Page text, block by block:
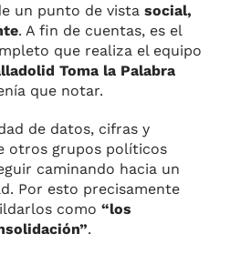
un punto de vista social,
. A fin de cuentas, es el
que realiza el equipo
Toma la Palabra
que notar.
de datos, cifras y
otros grupos políticos
caminando hacia un
Por esto precisamente
como “los
.